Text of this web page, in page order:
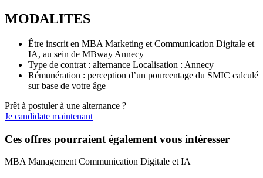
MODALITES
Être inscrit en MBA Marketing et Communication Digitale et
IA, au sein de MBway Annecy
Type de contrat : alternance Localisation : Annecy
Rémunération : perception d’un pourcentage du SMIC calculé
sur base de votre âge
Prêt à postuler à une alternance ?
Je candidate maintenant
Ces offres pourraient également vous intéresser
MBA Management Communication Digitale et IA